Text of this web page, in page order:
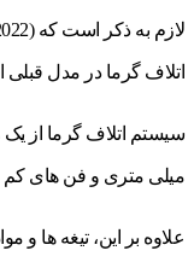
اتلاف گرما در مدل قبلی
میلی متری و فن های کم
علاوه بر این، تیغه ها و